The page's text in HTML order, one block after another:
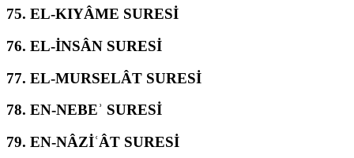
75. EL-KIYÂME SURESİ
76. EL-İNSÂN SURESİ
77. EL-MURSELÂT SURESİ
78. EN-NEBEʾ SURESİ
79. EN-NÂZİʿÂT SURESİ